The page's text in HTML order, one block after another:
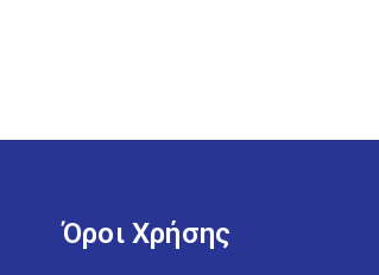
Όροι Χρήσης